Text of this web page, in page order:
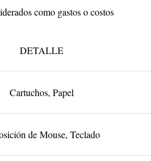
como gastos o costos
DETALLE
Cartuchos, Papel
de Mouse, Teclado